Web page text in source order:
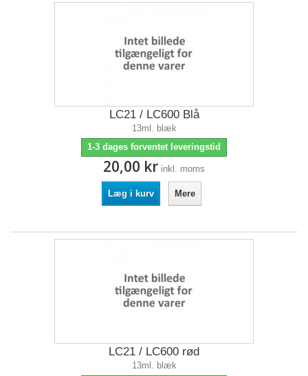
LC21 / LC600 Blå
13ml. blæk
1-3 dages forventet leveringstid
20,00 kr inkl. moms
Læg i kurv Mere
LC21 / LC600 rød
13ml. blæk